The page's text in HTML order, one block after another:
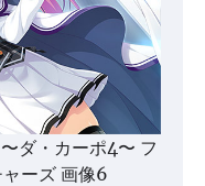
ダ・カーポ4〜 フ
ーズ 画像6